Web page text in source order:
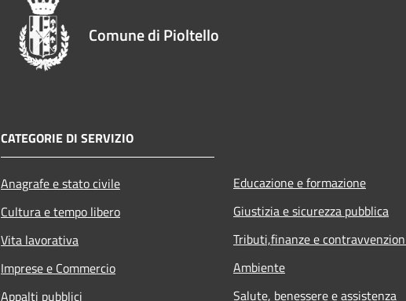
Comune di Pioltello
CATEGORIE DI SERVIZIO
Anagrafe e stato civile
Cultura e tempo libero
Vita lavorativa
Imprese e Commercio
Appalti pubblici
Educazione e formazione
Giustizia e sicurezza pubblica
Tributi,finanze e
Ambiente
Salute, benessere e assistenza